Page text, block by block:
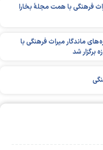
فرهنگی با همت مجلۀ بخارا
ماندگار میراث فرهنگی با